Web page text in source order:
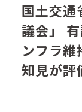
国土交通
議会」
ンフラ維
知見が